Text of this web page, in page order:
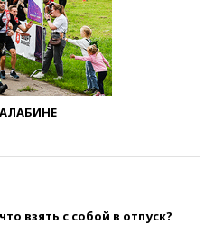
взять с собой в отпуск?